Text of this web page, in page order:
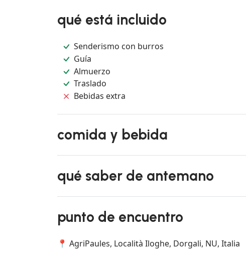
qué está incluido
Senderismo con burros
Guía
Almuerzo
Traslado
Bebidas extra
comida y bebida
qué saber de antemano
punto de encuentro
📍 AgriPaules, Località Iloghe, Dorgali, NU, Italia